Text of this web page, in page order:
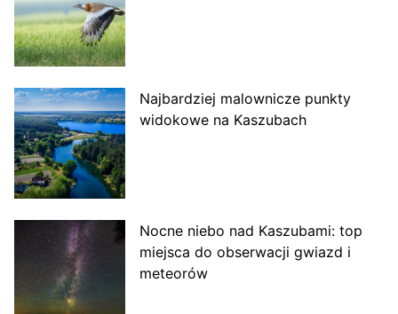
Najbardziej malownicze punkty
widokowe na Kaszubach
Nocne niebo nad Kaszubami: top
miejsca do obserwacji gwiazd i
meteorów